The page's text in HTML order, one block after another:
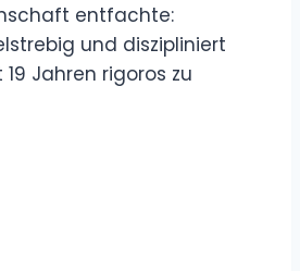
entfachte:
und diszipliniert
Jahren rigoros zu